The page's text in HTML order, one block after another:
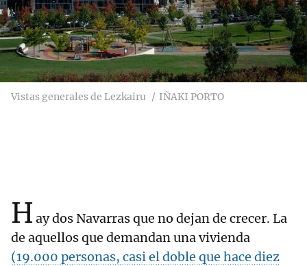
Vistas generales de Lezkairu IÑAKI PORTO
H ay dos Navarras que no dejan de crecer. La
de aquellos que demandan una vivienda
(19.000 personas, casi el doble que hace diez